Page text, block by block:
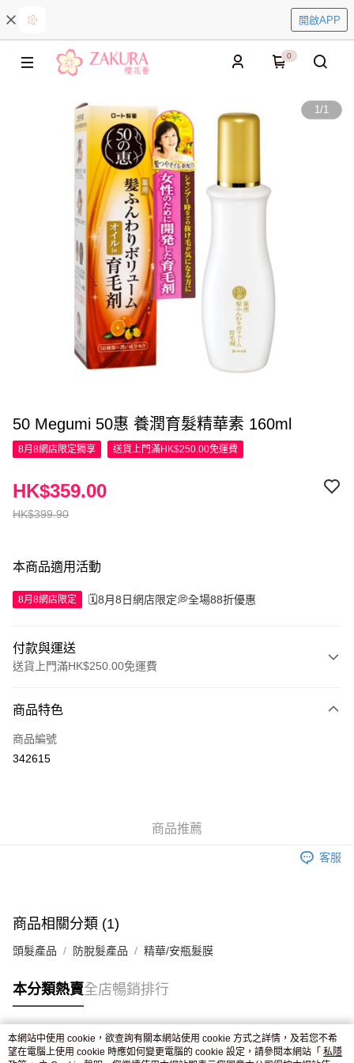
開啟APP
0
1/1
50 Megumi 50惠 養潤育髮精華素 160ml
8月8網店限定獨享 送貨上門滿HK$250.00免運費
HK$399.90
HK$359.00
本商品適用活動
8月8網店限定 🗓️8月8日網店限定💭全場88折優惠
付款與運送
送貨上門滿HK$250.00免運費
信用卡
Apple Pay
付款後門市自取，訂單確認後2-4個工作天到店，7天內取。逾期後
商品特色
商品編號
342615
商品推薦
客服
商品相關分類 (1)
頭髮產品 防脫髮產品 精華/安瓶髮膜
本分類熱賣全店暢銷排行
熱門標籤
本網站中使用 cookie，欲查詢有關本網站使用 cookie 方式之詳情，及若您不希
望在電腦上使用 cookie 時應如何變更電腦的 cookie 設定，請參閱本網站「 私隱